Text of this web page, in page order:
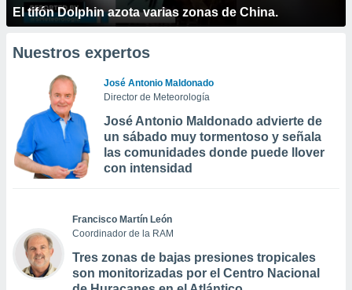
El tifón Dolphin azota varias zonas de China.
Nuestros expertos
José Antonio Maldonado
Director de Meteorología
José Antonio Maldonado advierte de
un sábado muy tormentoso y señala
las comunidades donde puede llover
con intensidad
Francisco Martín León
Coordinador de la RAM
Tres zonas de bajas presiones tropicales
son monitorizadas por el Centro Nacional